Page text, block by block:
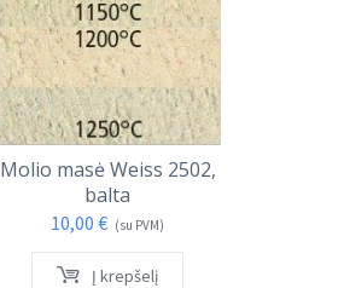
Molio masė Weiss 2502,
balta
10,00€ (su PVM)
Į krepšelį